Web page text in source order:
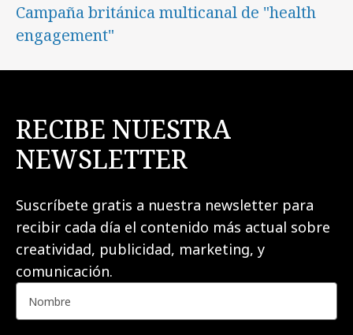
Campaña británica multicanal de "health
engagement"
RECIBE NUESTRA
NEWSLETTER
Suscríbete gratis a nuestra newsletter para
recibir cada día el contenido más actual sobre
creatividad, publicidad, marketing, y
comunicación.